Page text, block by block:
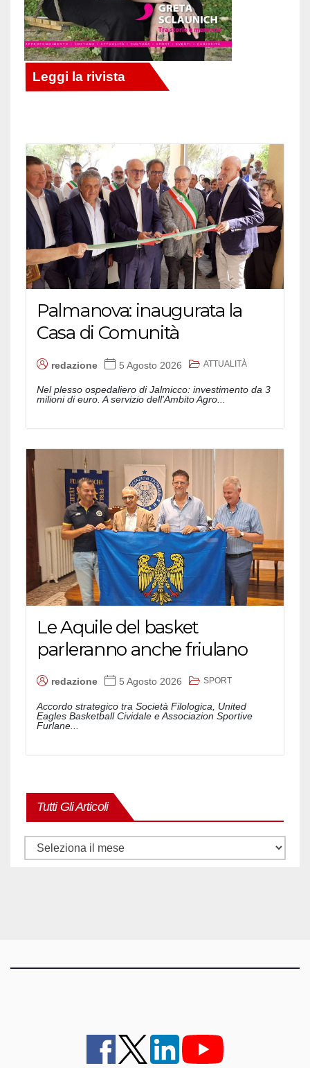
Palmanova: inaugurata la
Casa di Comunità
redazione 5 Agosto 2026 ATTUALITÀ
Nel plesso ospedaliero di Jalmicco: investimento da 3
milioni di euro. A servizio dell'Ambito Agro...
Le Aquile del basket
parleranno anche friulano
redazione 5 Agosto 2026 SPORT
Accordo strategico tra Società Filologica, United
Eagles Basketball Cividale e Associazion Sportive
Furlane...
Tutti Gli Articoli
Tutti